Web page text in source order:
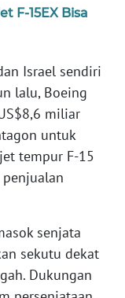
F-15EX Bisa
Israel sendiri
lalu, Boeing
miliar
untuk
tempur F-15
senjata
sekutu dekat
Dukungan